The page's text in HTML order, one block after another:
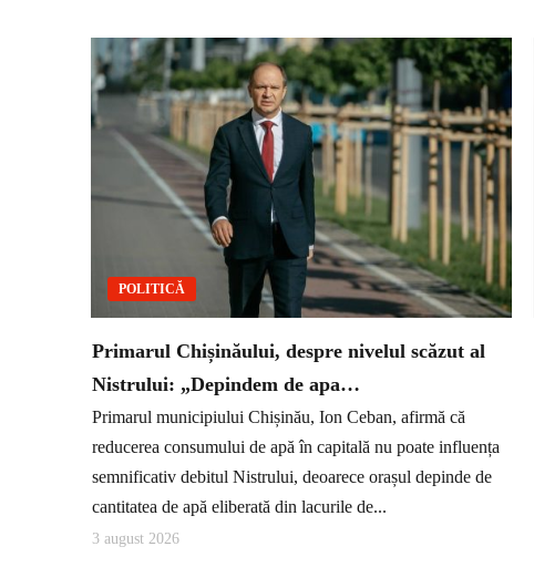
POLITICĂ
Primarul Chișinăului, despre nivelul scăzut al
Nistrului: „Depindem de apa…
Primarul municipiului Chișinău, Ion Ceban, afirmă că
reducerea consumului de apă în capitală nu poate influența
semnificativ debitul Nistrului, deoarece orașul depinde de
cantitatea de apă eliberată din lacurile de...
3 august 2026